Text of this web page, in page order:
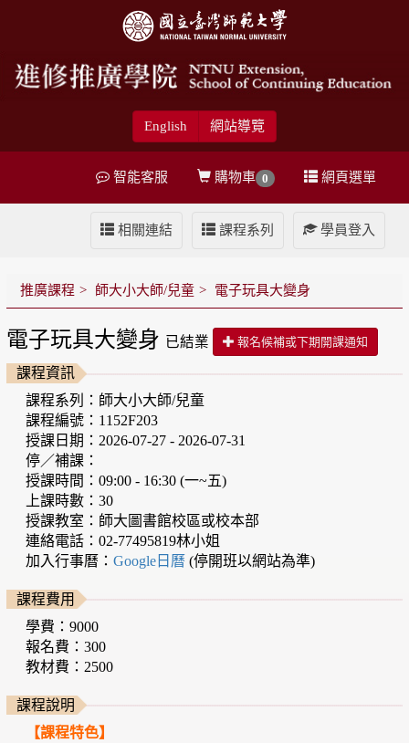
English 網站導覽
網頁選單
購物車 0
智能客服
學員登入
課程系列
相關連結
推廣課程 師大小大師/兒童 電子玩具大變身
電子玩具大變身 已結業 報名候補或下期開課通知
課程資訊
課程系列：師大小大師/兒童
課程編號：1152F203
授課日期：2026-07-27 - 2026-07-31
停／補課：
授課時間：09:00 - 16:30 (一~五)
上課時數：30
授課教室：師大圖書館校區或校本部
連絡電話：02-77495819林小姐
加入行事曆：Google日曆(停開班以網站為準)
課程費用
學費：9000
報名費：300
教材費：2500
課程說明
【課程特色】